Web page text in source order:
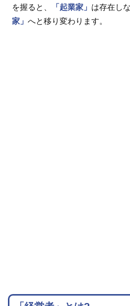
を握ると、 「起業家」 は存在し
家」 へと移り変わります。